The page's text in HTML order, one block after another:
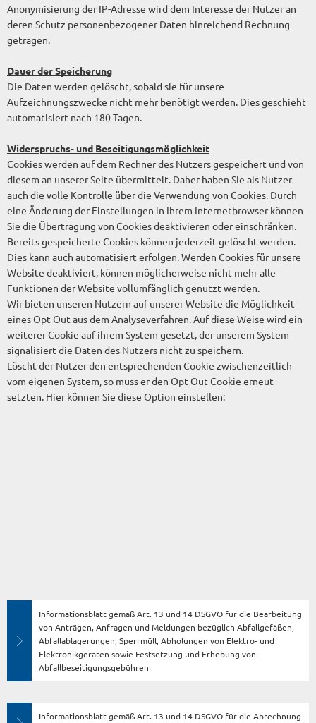
Anonymisierung der IP-Adresse wird dem Interesse der Nutzer an
deren Schutz personenbezogener Daten hinreichend Rechnung
getragen.
Dauer der Speicherung
Die Daten werden gelöscht, sobald sie für unsere
Aufzeichnungszwecke nicht mehr benötigt werden. Dies geschieht
automatisiert nach 180 Tagen.
Widerspruchs- und Beseitigungsmöglichkeit
Cookies werden auf dem Rechner des Nutzers gespeichert und von
diesem an unserer Seite übermittelt. Daher haben Sie als Nutzer
auch die volle Kontrolle über die Verwendung von Cookies. Durch
eine Änderung der Einstellungen in Ihrem Internetbrowser können
Sie die Übertragung von Cookies deaktivieren oder einschränken.
Bereits gespeicherte Cookies können jederzeit gelöscht werden.
Dies kann auch automatisiert erfolgen. Werden Cookies für unsere
Website deaktiviert, können möglicherweise nicht mehr alle
Funktionen der Website vollumfänglich genutzt werden.
Wir bieten unseren Nutzern auf unserer Website die Möglichkeit
eines Opt-Out aus dem Analyseverfahren. Auf diese Weise wird ein
weiterer Cookie auf ihrem System gesetzt, der unserem System
signalisiert die Daten des Nutzers nicht zu speichern.
Löscht der Nutzer den entsprechenden Cookie zwischenzeitlich
vom eigenen System, so muss er den Opt-Out-Cookie erneut
setzten. Hier können Sie diese Option einstellen:
Informationsblatt gemäß Art. 13 und 14 DSGVO für die Bearbeitung
von Anträgen, Anfragen und Meldungen bezüglich Abfallgefäßen,
Abfallablagerungen, Sperrmüll, Abholungen von Elektro- und
Elektronikgeräten sowie Festsetzung und Erhebung von
Abfallbeseitigungsgebühren
Informationsblatt gemäß Art. 13 und 14 DSGVO für die Abrechnung